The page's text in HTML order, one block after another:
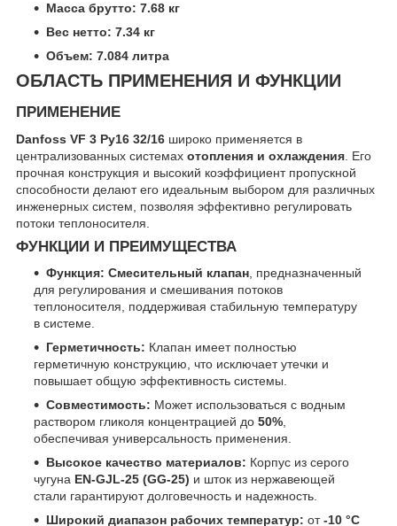
Масса брутто: 7.68 кг
Вес нетто: 7.34 кг
Объем: 7.084 литра
ОБЛАСТЬ ПРИМЕНЕНИЯ И ФУНКЦИИ
ПРИМЕНЕНИЕ
Danfoss VF 3 Ру16 32/16 широко применяется в
централизованных системах отопления и охлаждения . Его
прочная конструкция и высокий коэффициент пропускной
способности делают его идеальным выбором для различных
инженерных систем, позволяя эффективно регулировать
потоки теплоносителя.
ФУНКЦИИ И ПРЕИМУЩЕСТВА
Функция: Смесительный клапан, предназначенный
для регулирования и смешивания потоков
теплоносителя, поддерживая стабильную температуру
в системе.
Герметичность: Клапан имеет полностью
герметичную конструкцию, что исключает утечки и
повышает общую эффективность системы.
Совместимость: Может использоваться с водным
раствором гликоля концентрацией до 50%,
обеспечивая универсальность применения.
Высокое качество материалов: Корпус из серого
чугуна EN-GJL-25 (GG-25) и шток из нержавеющей
стали гарантируют долговечность и надежность.
Широкий диапазон рабочих температур: от-10 °C